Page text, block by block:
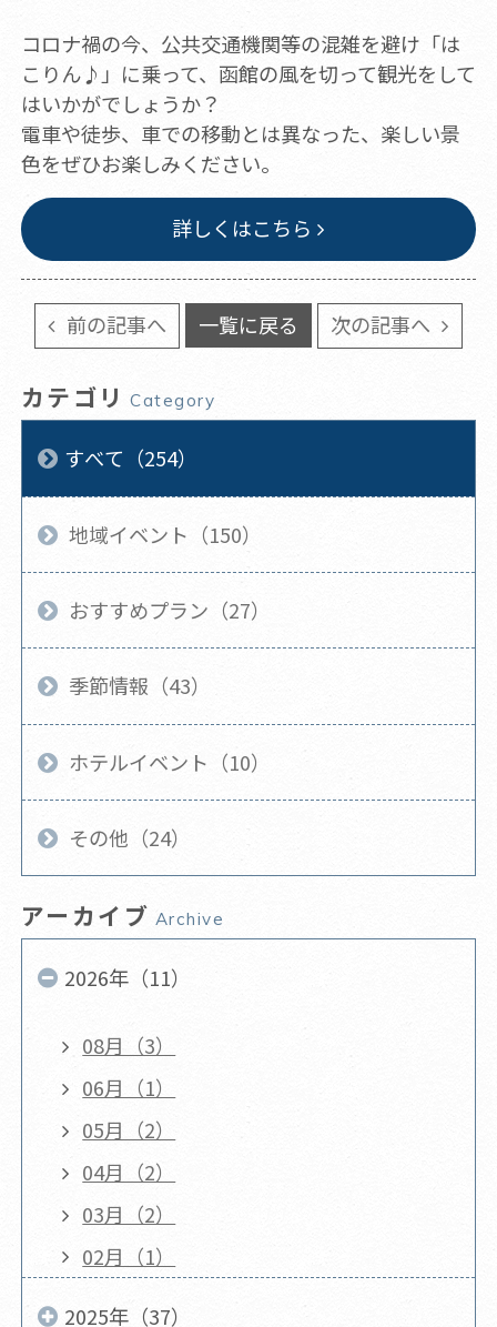
コロナ禍の今、公共交通機関等の混雑を避け「は
こりん♪」に乗って、函館の風を切って観光をして
はいかがでしょうか？
電車や徒歩、車での移動とは異なった、楽しい景
色をぜひお楽しみください。
詳しくはこちら
前の記事へ 一覧に戻る 次の記事へ
カテゴリ Category
すべて（254）
地域イベント（150）
おすすめプラン（27）
季節情報（43）
ホテルイベント（10）
その他（24）
アーカイブ Archive
2026年（11）
08月（3）
06月（1）
05月（2）
04月（2）
03月（2）
02月（1）
2025年（37）